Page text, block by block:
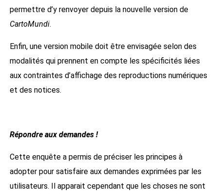
permettre d’y renvoyer depuis la nouvelle version de
CartoMundi.
Enfin, une version mobile doit être envisagée selon des
modalités qui prennent en compte les spécificités liées
aux contraintes d’affichage des reproductions numériques
et des notices.
Répondre aux demandes !
Cette enquête a permis de préciser les principes à
adopter pour satisfaire aux demandes exprimées par les
utilisateurs. Il apparait cependant que les choses ne sont